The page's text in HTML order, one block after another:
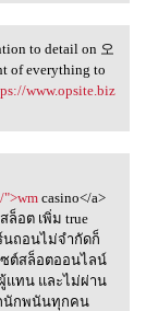
to detail on 오
of everything to
www.opsite.biz
href=
">wmcasino</a>
ล็อต เพิ่ม true
นถอนไม่จำกัดก็
ซต์สล็อตออนไลน์
แทน และไม่ผ่าน
กนักพนันทุกคน